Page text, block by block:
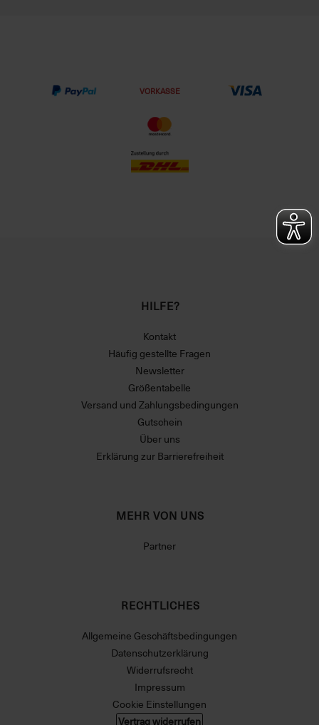
VORKASSE
HILFE?
Kontakt
Häufig gestellte Fragen
Newsletter
Größentabelle
Versand und Zahlungsbedingungen
Gutschein
Über uns
Erklärung zur Barrierefreiheit
MEHR VON UNS
Partner
RECHTLICHES
Allgemeine Geschäftsbedingungen
Datenschutzerklärung
Widerrufsrecht
Impressum
Cookie Einstellungen
Vertrag widerrufen